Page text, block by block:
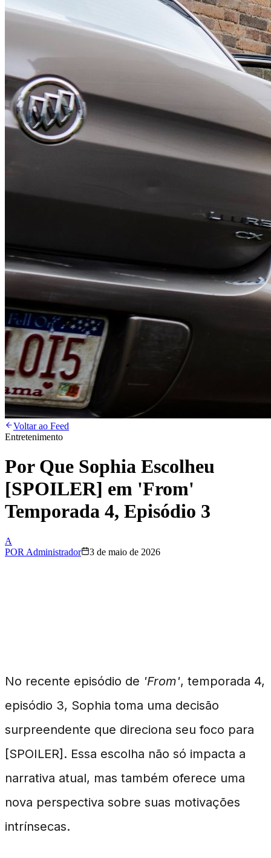
Voltar ao Feed
Entretenimento
Por Que Sophia Escolheu
[SPOILER] em 'From'
Temporada 4, Episódio 3
A
POR Administrador 3 de maio de 2026
No recente episódio de 'From', temporada 4,
episódio 3, Sophia toma uma decisão
surpreendente que direciona seu foco para
[SPOILER]. Essa escolha não só impacta a
narrativa atual, mas também oferece uma
nova perspectiva sobre suas motivações
intrínsecas.